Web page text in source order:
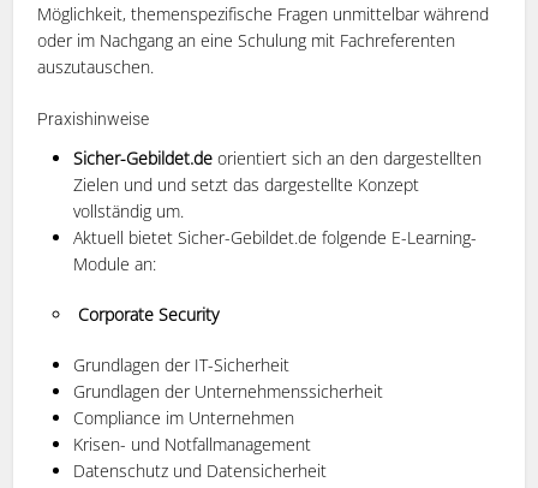
Möglichkeit, themenspezifische Fragen unmittelbar während
oder im Nachgang an eine Schulung mit Fachreferenten
auszutauschen.
Praxishinweise
Sicher-Gebildet.de orientiert sich an den dargestellten
Zielen und und setzt das dargestellte Konzept
vollständig um.
Aktuell bietet Sicher-Gebildet.de folgende E-Learning-
Module an:
Corporate Security
Grundlagen der IT-Sicherheit
Grundlagen der Unternehmenssicherheit
Compliance im Unternehmen
Krisen- und Notfallmanagement
Datenschutz und Datensicherheit